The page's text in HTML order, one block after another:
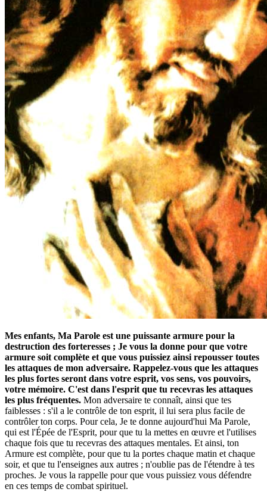
Mes enfants, Ma Parole est une puissante armure pour la
destruction des forteresses ; Je vous la donne pour que votre
armure soit complète et que vous puissiez ainsi repousser toutes
les attaques de mon adversaire. Rappelez-vous que les attaques
les plus fortes seront dans votre esprit, vos sens, vos pouvoirs,
votre mémoire. C'est dans l'esprit que tu recevras les attaques
les plus fréquentes. Mon adversaire te connaît, ainsi que tes
faiblesses : s'il a le contrôle de ton esprit, il lui sera plus facile de
contrôler ton corps. Pour cela, Je te donne aujourd'hui Ma Parole,
qui est l'Épée de l'Esprit, pour que tu la mettes en œuvre et l'utilises
chaque fois que tu recevras des attaques mentales. Et ainsi, ton
Armure est complète, pour que tu la portes chaque matin et chaque
soir, et que tu l'enseignes aux autres ; n'oublie pas de l'étendre à tes
proches. Je vous la rappelle pour que vous puissiez vous défendre
en ces temps de combat spirituel.